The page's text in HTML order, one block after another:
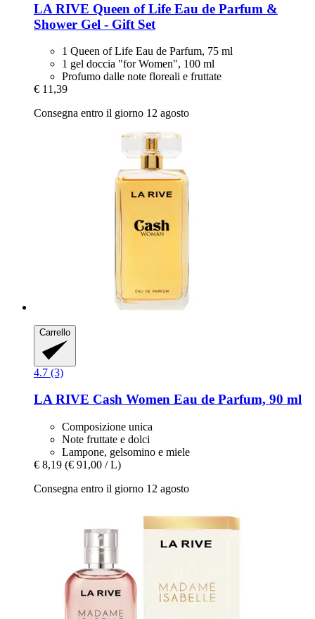
LA RIVE Queen of Life Eau de Parfum &
Shower Gel -​ Gift Set
1 Queen of Life Eau de Parfum, 75 ml
1 gel doccia "for Women", 100 ml
Profumo dalle note floreali e fruttate
€ 11,39
Consegna entro il giorno 12 agosto
Carrello
4.7 (3)
LA RIVE Cash Women Eau de Parfum, 90 ml
Composizione unica
Note fruttate e dolci
Lampone, gelsomino e miele
€ 8,19 (€ 91,00 / L)
Consegna entro il giorno 12 agosto